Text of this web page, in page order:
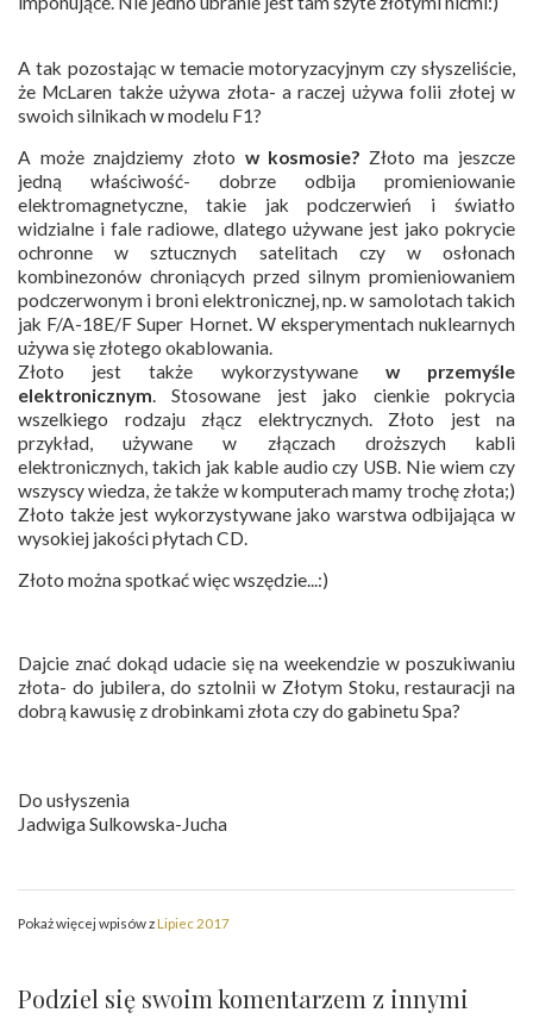
A tak pozostając w temacie motoryzacyjnym czy słyszeliście,
że McLaren także używa złota- a raczej używa folii złotej w
swoich silnikach w modelu F1?
A może znajdziemy złoto w kosmosie? Złoto ma jeszcze
jedną właściwość- dobrze odbija promieniowanie
elektromagnetyczne, takie jak podczerwień i światło
widzialne i fale radiowe, dlatego używane jest jako pokrycie
ochronne w sztucznych satelitach czy w osłonach
kombinezonów chroniących przed silnym promieniowaniem
podczerwonym i broni elektronicznej, np. w samolotach takich
jak F/A-18E/F Super Hornet. W eksperymentach nuklearnych
używa się złotego okablowania.
Złoto jest także wykorzystywane w przemyśle
elektronicznym. Stosowane jest jako cienkie pokrycia
wszelkiego rodzaju złącz elektrycznych. Złoto jest na
przykład, używane w złączach droższych kabli
elektronicznych, takich jak kable audio czy USB. Nie wiem czy
wszyscy wiedza, że także w komputerach mamy trochę złota;)
Złoto także jest wykorzystywane jako warstwa odbijająca w
wysokiej jakości płytach CD.
Złoto można spotkać więc wszędzie...:)
Dajcie znać dokąd udacie się na weekendzie w poszukiwaniu
złota- do jubilera, do sztolnii w Złotym Stoku, restauracji na
dobrą kawusię z drobinkami złota czy do gabinetu Spa?
Do usłyszenia
Jadwiga Sulkowska-Jucha
Pokaż więcej wpisów zLipiec 2017
Podziel się swoim komentarzem z innymi